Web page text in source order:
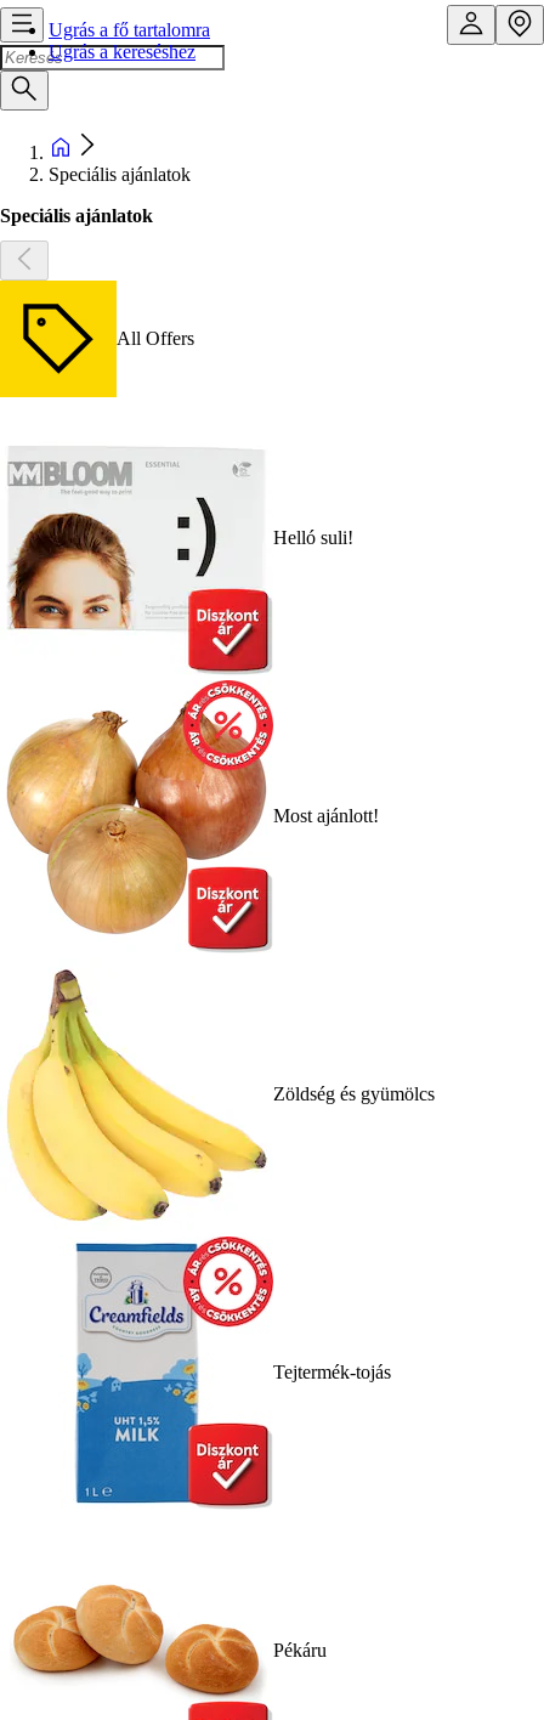
Ugrás a fő tartalomra
Ugrás a kereséshez
Speciális ajánlatok
Speciális ajánlatok
All Offers
Helló suli!
Most ajánlott!
Zöldség és gyümölcs
Tejtermék-tojás
Pékáru